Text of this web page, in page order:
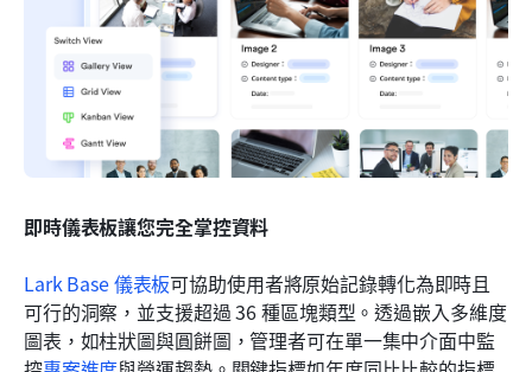
即時儀表板讓您完全掌控資料
Lark Base 儀表板可協助使用者將原始記錄轉化為即時且
可行的洞察，並支援超過 36 種區塊類型。透過嵌入多維度
圖表，如柱狀圖與圓餅圖，管理者可在單一集中介面中監